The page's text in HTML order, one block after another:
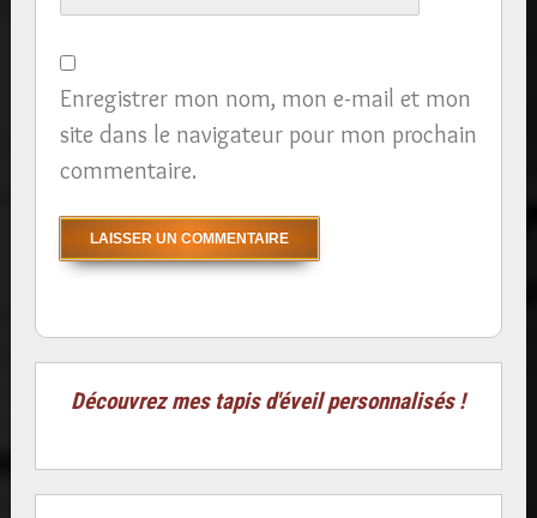
Enregistrer mon nom, mon e-mail et mon
site dans le navigateur pour mon prochain
commentaire.
Découvrez mes tapis d'éveil personnalisés !